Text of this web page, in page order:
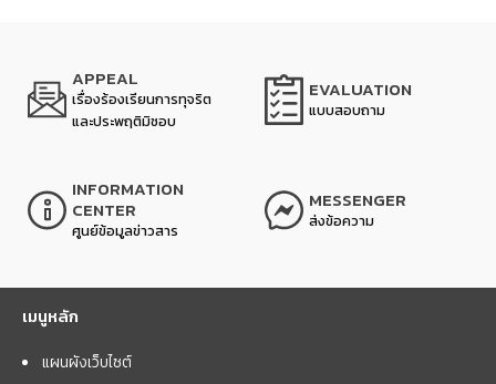
APPEAL
เรื่องร้องเรียนการทุจริต
และประพฤติมิชอบ
EVALUATION
แบบสอบถาม
INFORMATION
CENTER
ศูนย์ข้อมูลข่าวสาร
MESSENGER
ส่งข้อความ
เมนูหลัก
แผนผังเว็บไซต์